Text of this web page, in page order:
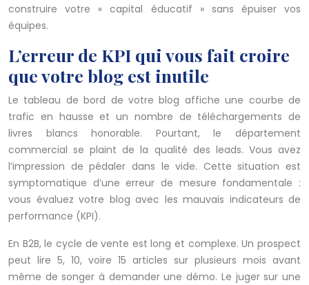
construire votre « capital éducatif » sans épuiser vos
équipes.
L’erreur de KPI qui vous fait croire
que votre blog est inutile
Le tableau de bord de votre blog affiche une courbe de
trafic en hausse et un nombre de téléchargements de
livres blancs honorable. Pourtant, le département
commercial se plaint de la qualité des leads. Vous avez
l’impression de pédaler dans le vide. Cette situation est
symptomatique d’une erreur de mesure fondamentale :
vous évaluez votre blog avec les mauvais indicateurs de
performance (KPI).
En B2B, le cycle de vente est long et complexe. Un prospect
peut lire 5, 10, voire 15 articles sur plusieurs mois avant
même de songer à demander une démo. Le juger sur une